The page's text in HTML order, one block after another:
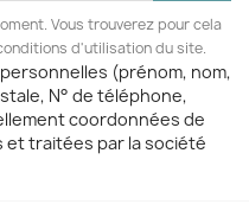
Vous trouverez pour cela
d'utilisation du site.
(prénom, nom,
N° de téléphone,
coordonnées de
traitées par la société